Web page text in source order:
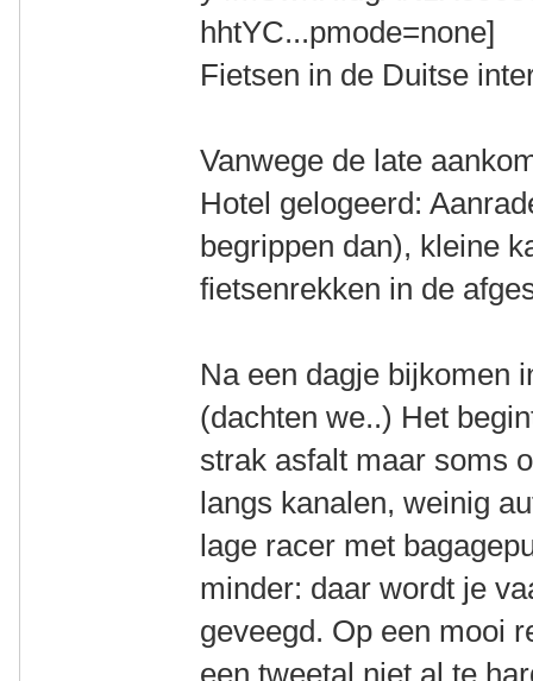
Fietsen in de Duitse
Vanwege de late
Hotel gelogeerd:
begrippen dan), kleine
fietsenrekken in de
Na een dagje bijkomen
(dachten we..) Het
strak asfalt maar soms
langs kanalen, weinig
lage racer met
minder: daar wordt je
geveegd. Op een mooi
een tweetal niet al te